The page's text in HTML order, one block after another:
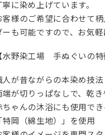
寧に染め上げています。
客様のご希望に合わせて
ーも可能ですので、お気軽
水野染工場 手ぬぐいの特
人が昔ながらの本染め技
端が切りっぱなしで、乾
ちゃんの沐浴にも使用で
特岡（綿生地）」を使用